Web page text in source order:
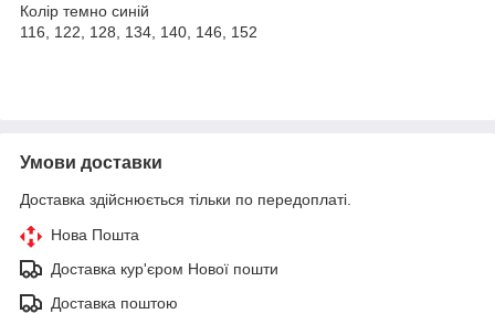
Колір темно синій
116, 122, 128, 134, 140, 146, 152
Умови доставки
Доставка здійснюється тільки по передоплаті.
Нова Пошта
Доставка кур'єром Нової пошти
Доставка поштою